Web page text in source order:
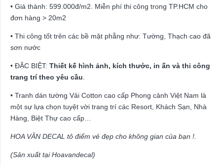
• Giá thành: 599.000đ/m2. Miễn phí thi công trong TP.HCM cho
đơn hàng > 20m2
• Thi công tốt trên các bề mặt phẳng như: Tường, Thạch cao đã
sơn nước
• ĐẶC BIỆT: Thiết kế hình ảnh, kích thước, in ấn và thi công
trang trí theo yêu cầu
• Tranh dán tường Vải Cotton cao cấp Phong cảnh Việt Nam là
một sự lựa chọn tuyệt vời trang trí các Resort, Khách Sạn, Nhà
Hàng, Biệt Thự cao cấp…
HOA VĂN DECAL tô điểm vẻ đẹp cho không gian của bạn !.
(Sản xuất tại Hoavandecal)